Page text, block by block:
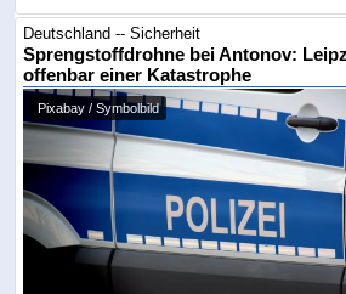
Deutschland -- Sicherheit
Sprengstoffdrohne bei Antonov:
offenbar einer Katastrophe
Pixabay / Symbolbild